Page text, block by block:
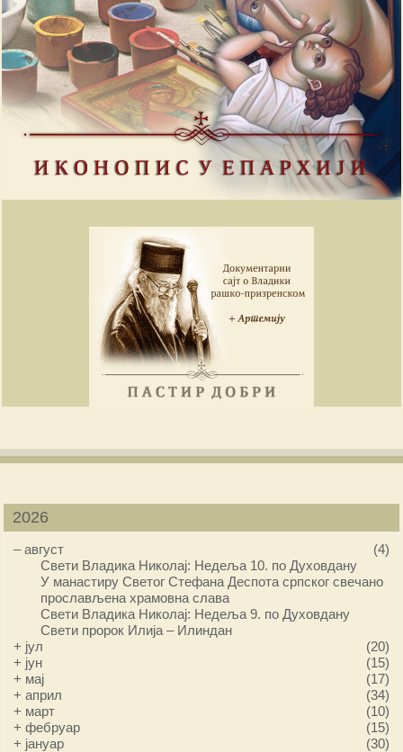
2026
–август
(4)
Свети Владика Николај: Недеља 10. по Духовдану
У манастиру Светог Стефана Деспота српског свечано
прослављена храмовна слава
Свети Владика Николај: Недеља 9. по Духовдану
Свети пророк Илија – Илиндан
+ јул
(20)
+ јун
(15)
+ мај
(17)
+април
(34)
+ март
(10)
+фебруар
(15)
+ јануар (30)